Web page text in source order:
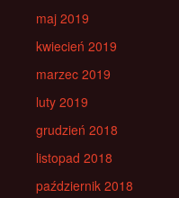
maj 2019
kwiecień 2019
marzec 2019
luty 2019
grudzień 2018
listopad 2018
październik 2018